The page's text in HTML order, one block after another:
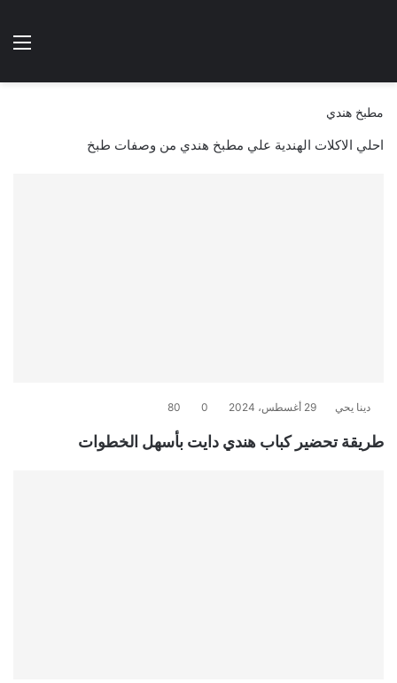
الوضع
مطبخ هندي
احلي الاكلات الهندية علي مطبخ هندي من وصفات طبخ
دينا يحي 29 أغسطس، 2024 0
80
طريقة تحضير كباب هندي دايت بأسهل الخطوات